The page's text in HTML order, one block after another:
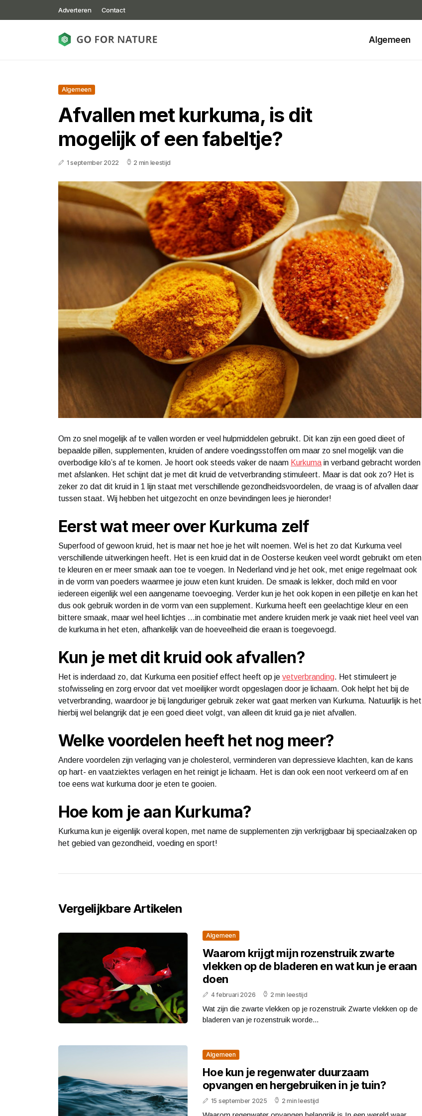
Adverteren Contact
Algemeen
Algemeen
Afvallen met kurkuma, is dit
mogelijk of een fabeltje?
1 september 2022 2 min leestijd
Om zo snel mogelijk af te vallen worden er veel hulpmiddelen gebruikt. Dit kan zijn een goed dieet of
bepaalde pillen, supplementen, kruiden of andere voedingsstoffen om maar zo snel mogelijk van die
overbodige kilo’s af te komen. Je hoort ook steeds vaker de naam Kurkuma in verband gebracht worden
met afslanken. Het schijnt dat je met dit kruid de vetverbranding stimuleert. Maar is dat ook zo? Het is
zeker zo dat dit kruid in 1 lijn staat met verschillende gezondheidsvoordelen, de vraag is of afvallen daar
tussen staat. Wij hebben het uitgezocht en onze bevindingen lees je hieronder!
Eerst wat meer over Kurkuma zelf
Superfood of gewoon kruid, het is maar net hoe je het wilt noemen. Wel is het zo dat Kurkuma veel
verschillende uitwerkingen heeft. Het is een kruid dat in de Oosterse keuken veel wordt gebruikt om eten
te kleuren en er meer smaak aan toe te voegen. In Nederland vind je het ook, met enige regelmaat ook
in de vorm van poeders waarmee je jouw eten kunt kruiden. De smaak is lekker, doch mild en voor
iedereen eigenlijk wel een aangename toevoeging. Verder kun je het ook kopen in een pilletje en kan het
dus ook gebruik worden in de vorm van een supplement. Kurkuma heeft een geelachtige kleur en een
bittere smaak, maar wel heel lichtjes …in combinatie met andere kruiden merk je vaak niet heel veel van
de kurkuma in het eten, afhankelijk van de hoeveelheid die eraan is toegevoegd.
Kun je met dit kruid ook afvallen?
Het is inderdaad zo, dat Kurkuma een positief effect heeft op je vetverbranding. Het stimuleert je
stofwisseling en zorg ervoor dat vet moeilijker wordt opgeslagen door je lichaam. Ook helpt het bij de
vetverbranding, waardoor je bij langduriger gebruik zeker wat gaat merken van Kurkuma. Natuurlijk is het
hierbij wel belangrijk dat je een goed dieet volgt, van alleen dit kruid ga je niet afvallen.
Welke voordelen heeft het nog meer?
Andere voordelen zijn verlaging van je cholesterol, verminderen van depressieve klachten, kan de kans
op hart- en vaatziektes verlagen en het reinigt je lichaam. Het is dan ook een noot verkeerd om af en
toe eens wat kurkuma door je eten te gooien.
Hoe kom je aan Kurkuma?
Kurkuma kun je eigenlijk overal kopen, met name de supplementen zijn verkrijgbaar bij speciaalzaken op
het gebied van gezondheid, voeding en sport!
Vergelijkbare Artikelen
Algemeen
Waarom krijgt mijn rozenstruik zwarte
vlekken op de bladeren en wat kun je eraan
doen
4 februari 2026 2 min leestijd
Wat zijn die zwarte vlekken op je rozenstruik Zwarte vlekken op de
bladeren van je rozenstruik worde...
Algemeen
Hoe kun je regenwater duurzaam
opvangen en hergebruiken in je tuin?
15 september 2025 2 min leestijd